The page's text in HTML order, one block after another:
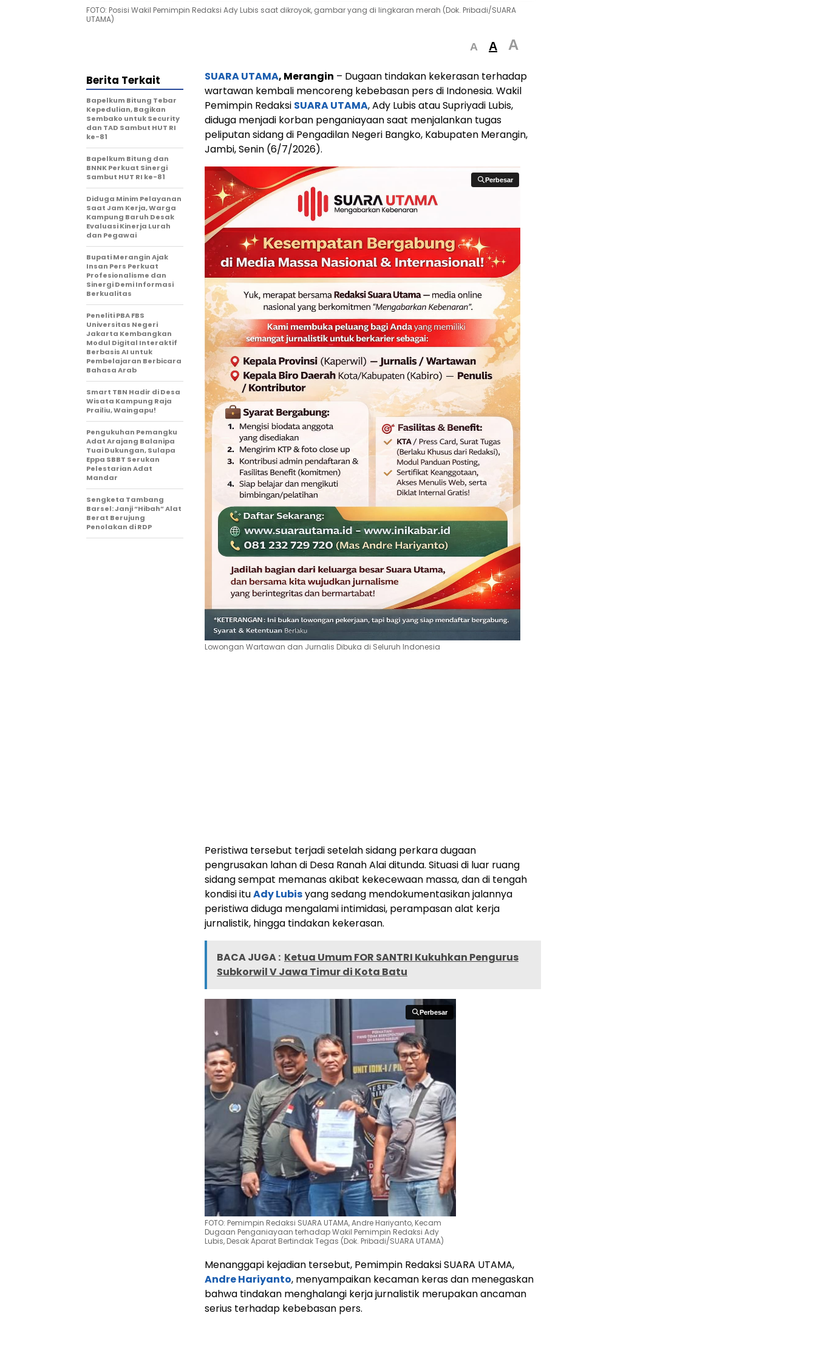
FOTO: Posisi Wakil Pemimpin Redaksi Ady Lubis saat dikroyok, gambar yang di lingkaran merah (Dok. Pribadi/SUARA
UTAMA)
A A A
SUARA UTAMA, Merangin – Dugaan tindakan kekerasan terhadap
wartawan kembali mencoreng kebebasan pers di Indonesia. Wakil
Pemimpin Redaksi SUARA UTAMA, Ady Lubis atau Supriyadi Lubis,
diduga menjadi korban penganiayaan saat menjalankan tugas
peliputan sidang di Pengadilan Negeri Bangko, Kabupaten Merangin,
Jambi, Senin (6/7/2026).
Perbesar
Perbesar
Lowongan Wartawan dan Jurnalis Dibuka di Seluruh Indonesia
Peristiwa tersebut terjadi setelah sidang perkara dugaan
pengrusakan lahan di Desa Ranah Alai ditunda. Situasi di luar ruang
sidang sempat memanas akibat kekecewaan massa, dan di tengah
kondisi ituAdy Lubisyang sedang mendokumentasikan jalannya
peristiwa diduga mengalami intimidasi, perampasan alat kerja
jurnalistik, hingga tindakan kekerasan.
BACA JUGA : Ketua Umum FOR SANTRI Kukuhkan Pengurus
Subkorwil V Jawa Timur di Kota Batu
Perbesar
Perbesar
FOTO: Pemimpin Redaksi SUARA UTAMA, Andre Hariyanto, Kecam
Dugaan Penganiayaan terhadap Wakil Pemimpin Redaksi Ady
Lubis, Desak Aparat Bertindak Tegas (Dok. Pribadi/SUARA UTAMA)
Menanggapi kejadian tersebut, Pemimpin Redaksi SUARA UTAMA,
Andre Hariyanto, menyampaikan kecaman keras dan menegaskan
bahwa tindakan menghalangi kerja jurnalistik merupakan ancaman
serius terhadap kebebasan pers.
Berita Terkait
Bapelkum Bitung Tebar
Kepedulian, Bagikan
Sembako untuk Security
dan TAD Sambut HUT RI
ke-81
Bapelkum Bitung dan
BNNK Perkuat Sinergi
Sambut HUT RI ke-81
Diduga Minim Pelayanan
Saat Jam Kerja, Warga
Kampung Baruh Desak
Evaluasi Kinerja Lurah
dan Pegawai
Bupati Merangin Ajak
Insan Pers Perkuat
Profesionalisme dan
Sinergi Demi Informasi
Berkualitas
Peneliti PBA FBS
Universitas Negeri
Jakarta Kembangkan
Modul Digital Interaktif
Berbasis AI untuk
Pembelajaran Berbicara
Bahasa Arab
Smart TBN Hadir di Desa
Wisata Kampung Raja
Prailiu, Waingapu!
Pengukuhan Pemangku
Adat Arajang Balanipa
Tuai Dukungan, Sulapa
Eppa SBBT Serukan
Pelestarian Adat
Mandar
Sengketa Tambang
Barsel: Janji “Hibah” Alat
Berat Berujung
Penolakan di RDP